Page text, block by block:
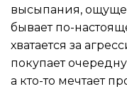
высыпания,
бывает по-
хватается за
покупает
а кто-то мечтает